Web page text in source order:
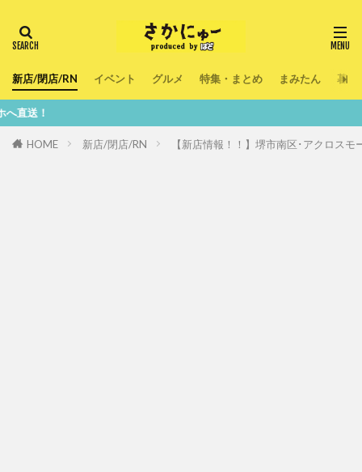
新店/閉店/RN イベント グルメ 特集・まとめ まみたん 暮ら
HOME 新店/閉店/RN 【新店情報！！】堺市南区･アクロス